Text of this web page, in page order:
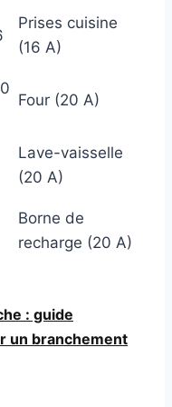
Prises cuisine
(16 A)
Four (20 A)
Lave-vaisselle
(20 A)
Borne de
recharge (20 A)
: guide
un branchement